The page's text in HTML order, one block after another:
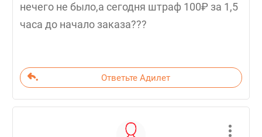
нечего не было,а сегодня штраф 100₽ за 1,5
часа до начало заказа???
Ответьте Адилет